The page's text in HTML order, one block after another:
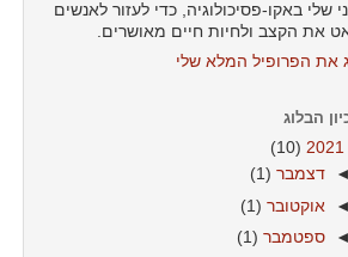
שלי באקו-פסיכולוגיה, כדי לעזור לאנשים
את הקצב ולחיות חיים מאושרים.
את הפרופיל המלא שלי
הבלוג
2021
(10)
◄דצמבר (1)
◄ אוקטובר (1)
◄ספטמבר (1)